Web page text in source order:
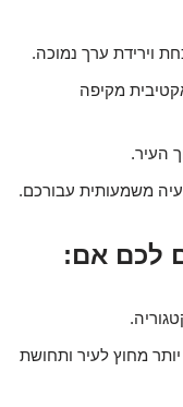
וירידת ערך נמוכה.
מקיפה
העיר.
משמעותית עבורכם.
לכם אם:
יותר מחוץ לעיר ותחושת